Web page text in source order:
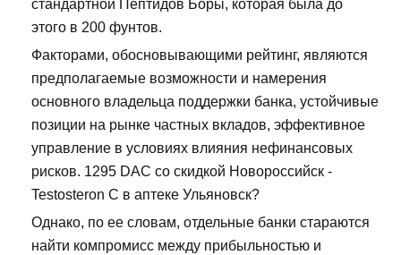
стандартной Пептидов Боры, которая была до
этого в 200 фунтов.
Факторами, обосновывающими рейтинг, являются
предполагаемые возможности и намерения
основного владельца поддержки банка, устойчивые
позиции на рынке частных вкладов, эффективное
управление в условиях влияния нефинансовых
рисков. 1295 DAC со скидкой Новороссийск -
Testosteron C в аптеке Ульяновск?
Однако, по ее словам, отдельные банки стараются
найти компромисс между прибыльностью и